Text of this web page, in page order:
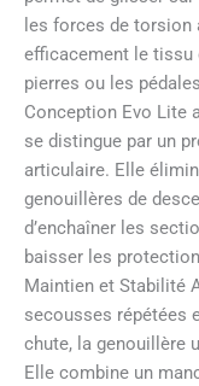
les forces de torsion
efficacement le tissu
pierres ou les
Conception Evo Lite
se distingue par un
articulaire. Elle
genouillères de
d’enchaîner les
baisser les
Maintien et Stabilité
secousses répétées
chute, la genouillère
Elle combine un